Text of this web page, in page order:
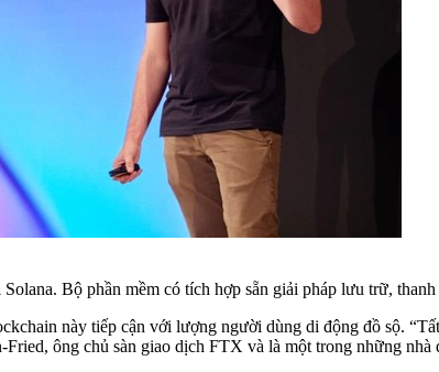
Bộ phần mềm có tích hợp sẵn giải pháp lưu trữ,
này tiếp cận với lượng người dùng di động đồ sộ.
ông chủ sàn giao dịch FTX và là một trong những nhà